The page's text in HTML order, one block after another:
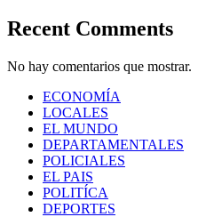
Recent Comments
No hay comentarios que mostrar.
ECONOMÍA
LOCALES
EL MUNDO
DEPARTAMENTALES
POLICIALES
EL PAIS
POLITÍCA
DEPORTES